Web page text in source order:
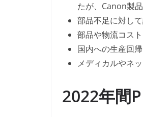
たが、Canon製
部品不足に対し
部品や物流コス
国内への生産回
メディカルやネ
2022年間